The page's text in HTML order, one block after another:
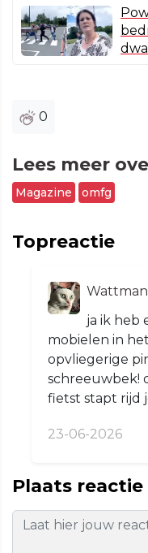
0
Lees meer
Magazine omfg
Topreactie
Wattman
ja ik heb
mobielen in
opvliegerige
schreeuwbek!
fietst stapt rijd
23-06-2026
Plaats reactie